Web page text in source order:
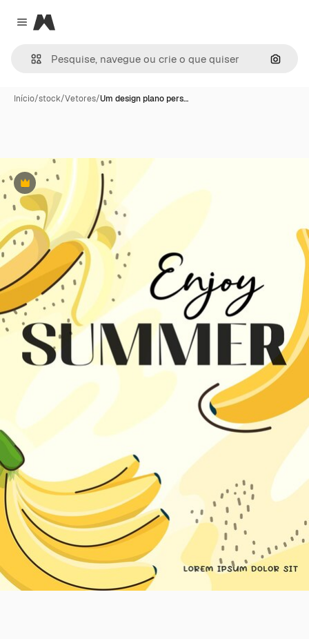
Close menu
Magnific
Início/stock/Vetores/Um design plano pers…
Premium